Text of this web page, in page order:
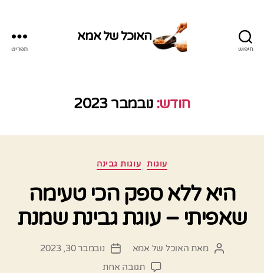
חיפוש
האוכל של אמא
תפריט
חודש: נובמבר 2023
קטגוריות עוגות עוגות גבינה
היא ללא ספק הכי טעימה
שאפיתי – עוגת גבינת שמנת
המחבר
מאת האוכל של אמא
תאריךנובמבר 30, 2023
תגובה אחתעל